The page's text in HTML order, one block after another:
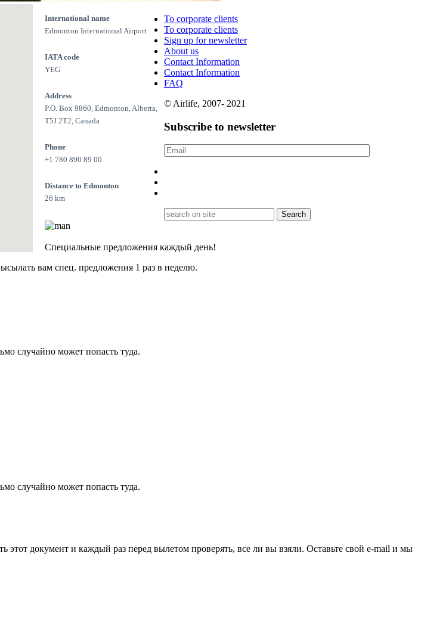
International name
Edmonton International Airport
IATA code
YEG
Address
P.O. Box 9860, Edmonton, Alberta,
T5J 2T2, Canada
Phone
+1 780 890 89 00
Distance to Edmonton
26 km
To corporate clients
To corporate clients
Sign up for newsletter
About us
Contact Information
Contact Information
FAQ
© Airlife, 2007- 2021
Subscribe to newsletter
Специальные предложения каждый день!
вам спец. предложения 1 раз в неделю.
случайно может попасть туда.
случайно может попасть туда.
документ и каждый раз перед вылетом проверять, все ли вы взяли. Оставьте свой e-mail и мы